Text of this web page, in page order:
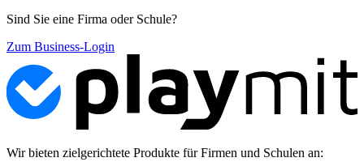
Sind Sie eine Firma oder Schule?
Zum Business-Login
Wir bieten zielgerichtete Produkte für Firmen und Schulen an: